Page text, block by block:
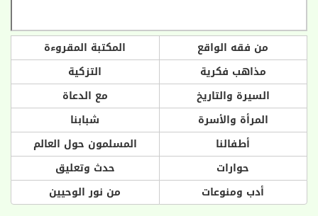
من فقه الواقع
المكتبة المقروءة
مذاهب فكرية
التزكية
السيرة والتاريخ
مع الدعاة
المرأة والأسرة
شبابنا
أطفالنا
المسلمون حول العالم
حوارات
حدث وتعليق
أدب ومنوعات
من نور الوحيين